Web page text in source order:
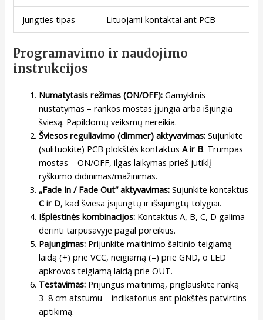
Jungties tipas Lituojami kontaktai ant PCB
Programavimo ir naudojimo
instrukcijos
Numatytasis režimas (ON/OFF): Gamyklinis
nustatymas – rankos mostas įjungia arba išjungia
šviesą. Papildomų veiksmų nereikia.
Šviesos reguliavimo (dimmer) aktyvavimas: Sujunkite
(sulituokite) PCB plokštės kontaktusA ir B. Trumpas
mostas – ON/OFF, ilgas laikymas prieš jutiklį –
ryškumo didinimas/mažinimas.
„Fade In / Fade Out“ aktyvavimas: Sujunkite kontaktus
C ir D, kad šviesa įsijungtų ir išsijungtų tolygiai.
Išplėstinės kombinacijos: Kontaktus A, B, C, D galima
derinti tarpusavyje pagal poreikius.
Pajungimas: Prijunkite maitinimo šaltinio teigiamą
laidą (+) prie VCC, neigiamą (–) prie GND, o LED
apkrovos teigiamą laidą prie OUT.
Testavimas: Prijungus maitinimą, priglauskite ranką
3–8 cm atstumu – indikatorius ant plokštės patvirtins
aptikimą.